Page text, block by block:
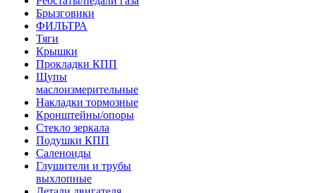
Брызговики
ФИЛЬТРА
Тяги
Крышки
Прокладки КПП
Щупы
маслоизмерительные
Накладки тормозные
Кронштейны/опоры
Стекло зеркала
Подушки КПП
Саленоиды
Глушители и трубы
выхлопные